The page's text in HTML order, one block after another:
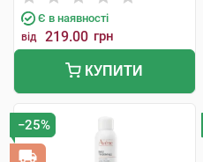
Є в наявності
від 219.00 грн
КУПИТИ
−25%